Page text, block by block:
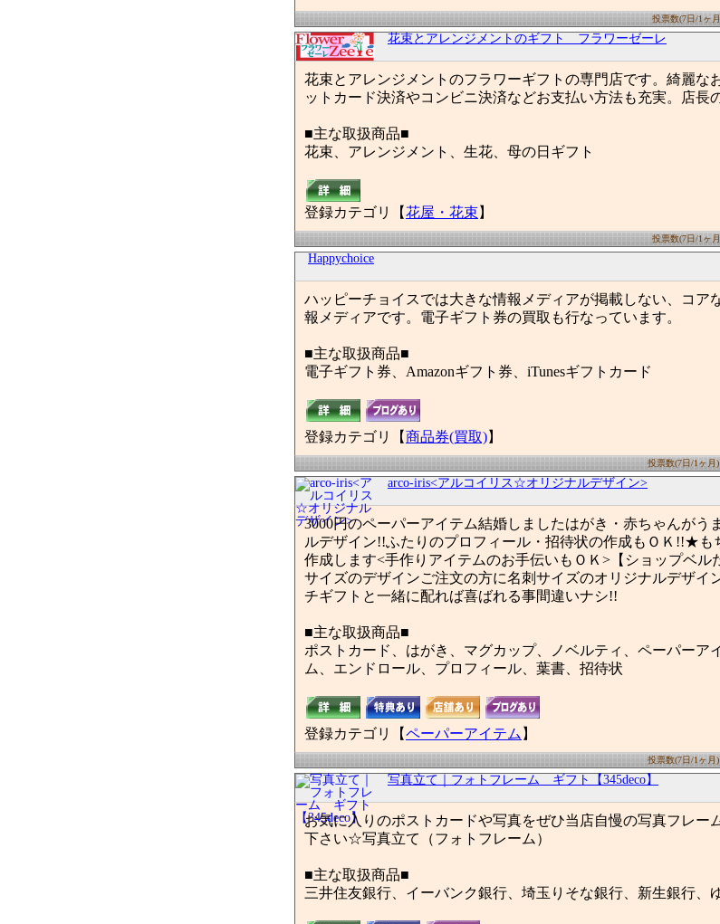
投票数(7日/1ヶ
花束とアレンジメントのギフト フラワーゼーレ
花束とアレンジメントのフラワーギフトの専門店です。綺麗な
ットカード決済やコンビニ決済などお支払い方法も充実。店長
■主な取扱商品■
花束、アレンジメント、生花、母の日ギフト
登録カテゴリ【花屋・花束 】
投票数(7日/1ヶ
Happychoice
ハッピーチョイスでは大きな情報メディアが掲載しない、コア
報メディアです。電子ギフト券の買取も行なっています。
■主な取扱商品■
電子ギフト券、Amazonギフト券、iTunesギフトカード
登録カテゴリ【 商品券(買取)】
投票数(7日/1ヶ月
arco-iris<アルコイリス☆オリジナルデザイン>
3000円のペーパーアイテム結婚しましたはがき・赤ちゃんがう
ルデザイン!!ふたりのプロフィール・招待状の作成もＯＫ!!★も
作成します<手作りアイテムのお手伝いもＯＫ>【ショップベル
サイズのデザインご注文の方に名刺サイズのオリジナルデザ
チギフトと一緒に配れば喜ばれる事間違いナシ!!
■主な取扱商品■
ポストカード、はがき、マグカップ、ノベルティ、ペーパーア
ム、エンドロール、プロフィール、葉書、招待状
登録カテゴリ【ペーパーアイテム 】
投票数(7日/1ヶ月
写真立て｜フォトフレーム ギフト【345deco】
お気に入りのポストカードや写真をぜひ当店自慢の写真フレー
下さい☆写真立て（フォトフレーム）
■主な取扱商品■
三井住友銀行、イーバンク銀行、埼玉りそな銀行、新生銀行、